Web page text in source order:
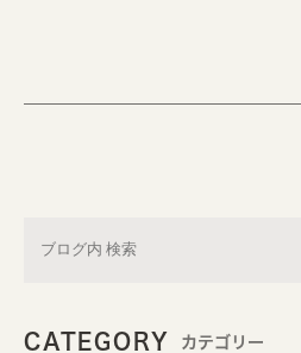
CATEGORY カテゴリー